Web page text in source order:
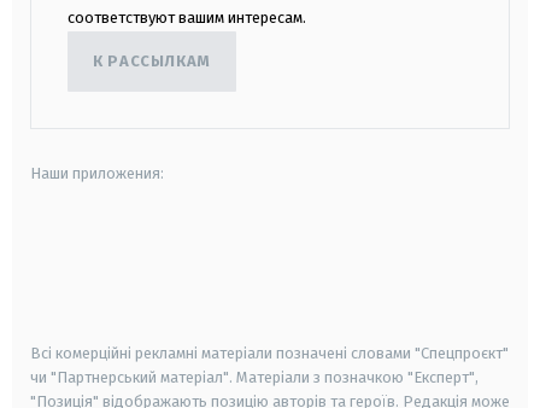
соответствуют вашим интересам.
К РАССЫЛКАМ
Наши приложения:
Всі комерційні рекламні матеріали позначені словами "Спецпроєкт"
чи "Партнерський матеріал". Матеріали з позначкою "Експерт",
"Позиція" відображають позицію авторів та героїв. Редакція може